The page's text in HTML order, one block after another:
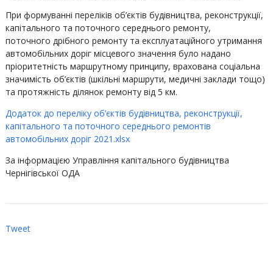
При формуванні переліків об’єктів будівництва, реконструкції,
капітального та поточного середнього ремонту,
поточного дрібного ремонту та експлуатаційного утримання
автомобільних доріг місцевого значення було надано
пріоритетність маршрутному принципу, врахована соціальна
значимість об’єктів (шкільні маршрути, медичні заклади тощо)
та протяжність ділянок ремонту від 5 км.
Додаток до переліку об’єктів будівництва, реконструкції,
капітального та поточного середнього ремонтів
автомобільних доріг 2021.xlsx
За інформацією Управління капітального будівництва
Чернігівської ОДА
Tweet